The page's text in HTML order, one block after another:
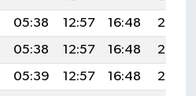
05:38 12:57 16:48
20:07
05:38 12:57 16:48
20:06
05:39 12:57 16:48
20:05